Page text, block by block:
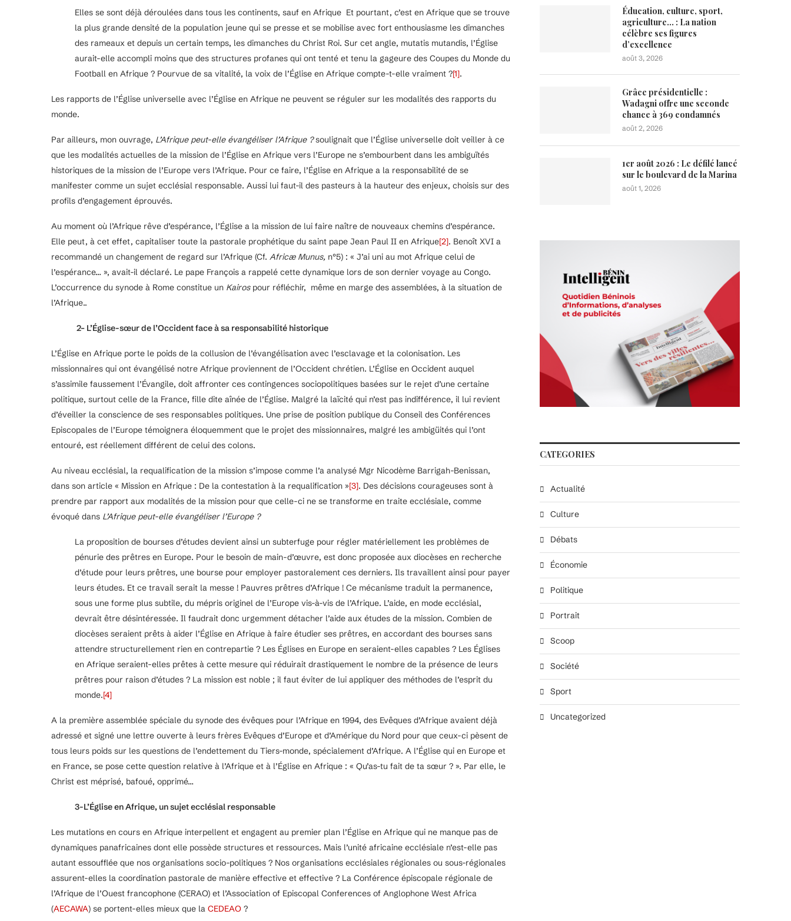
Elles se sont déjà déroulées dans tous les continents, sauf en Afrique Et pourtant, c’est en Afrique que se trouve
la plus grande densité de la population jeune qui se presse et se mobilise avec fort enthousiasme les dimanches
des rameaux et depuis un certain temps, les dimanches du Christ Roi. Sur cet angle, mutatis mutandis, l’Église
aurait-elle accompli moins que des structures profanes qui ont tenté et tenu la gageure des Coupes du Monde du
Football en Afrique ? Pourvue de sa vitalité, la voix de l’Église en Afrique compte-t-elle vraiment ?[1].
Les rapports de l’Église universelle avec l’Église en Afrique ne peuvent se réguler sur les modalités des rapports du
monde.
Par ailleurs, mon ouvrage, L’Afrique peut-elle évangéliser l’Afrique ?soulignait que l’Église universelle doit veiller à ce
que les modalités actuelles de la mission de l’Église en Afrique vers l’Europe ne s’embourbent dans les ambiguïtés
historiques de la mission de l’Europe vers l’Afrique. Pour ce faire, l’Église en Afrique a la responsabilité de se
manifester comme un sujet ecclésial responsable. Aussi lui faut-il des pasteurs à la hauteur des enjeux, choisis sur des
profils d’engagement éprouvés.
Au moment où l’Afrique rêve d’espérance, l’Église a la mission de lui faire naître de nouveaux chemins d’espérance.
Elle peut, à cet effet, capitaliser toute la pastorale prophétique du saint pape Jean Paul II en Afrique[2]. Benoît XVI a
recommandé un changement de regard sur l’Afrique (Cf. Africæ Munus, n°5) : « J’ai uni au mot Afrique celui de
l’espérance… », avait-il déclaré. Le pape François a rappelé cette dynamique lors de son dernier voyage au Congo.
L’occurrence du synode à Rome constitue un Kairospour réfléchir, même en marge des assemblées, à la situation de
l’Afrique..
2– L’Église-sœur de l’Occident face à sa responsabilité historique
L’Église en Afrique porte le poids de la collusion de l’évangélisation avec l’esclavage et la colonisation. Les
missionnaires qui ont évangélisé notre Afrique proviennent de l’Occident chrétien. L’Église en Occident auquel
s’assimile faussement l’Évangile, doit affronter ces contingences sociopolitiques basées sur le rejet d’une certaine
politique, surtout celle de la France, fille dite aînée de l’Église. Malgré la laïcité qui n’est pas indifférence, il lui revient
d’éveiller la conscience de ses responsables politiques. Une prise de position publique du Conseil des Conférences
Episcopales de l’Europe témoignera éloquemment que le projet des missionnaires, malgré les ambigüités qui l’ont
entouré, est réellement différent de celui des colons.
Au niveau ecclésial, la requalification de la mission s’impose comme l’a analysé Mgr Nicodème Barrigah-Benissan,
dans son article « Mission en Afrique : De la contestation à la requalification »[3]. Des décisions courageuses sont à
prendre par rapport aux modalités de la mission pour que celle-ci ne se transforme en traite ecclésiale, comme
évoqué dans L’Afrique peut-elle évangéliser l’Europe ?
La proposition de bourses d’études devient ainsi un subterfuge pour régler matériellement les problèmes de
pénurie des prêtres en Europe. Pour le besoin de main-d’œuvre, est donc proposée aux diocèses en recherche
d’étude pour leurs prêtres, une bourse pour employer pastoralement ces derniers. Ils travaillent ainsi pour payer
leurs études. Et ce travail serait la messe ! Pauvres prêtres d’Afrique ! Ce mécanisme traduit la permanence,
sous une forme plus subtile, du mépris originel de l’Europe vis-à-vis de l’Afrique. L’aide, en mode ecclésial,
devrait être désintéressée. Il faudrait donc urgemment détacher l’aide aux études de la mission. Combien de
diocèses seraient prêts à aider l’Église en Afrique à faire étudier ses prêtres, en accordant des bourses sans
attendre structurellement rien en contrepartie ? Les Églises en Europe en seraient-elles capables ? Les Églises
en Afrique seraient-elles prêtes à cette mesure qui réduirait drastiquement le nombre de la présence de leurs
prêtres pour raison d’études ? La mission est noble ; il faut éviter de lui appliquer des méthodes de l’esprit du
monde.[4]
A la première assemblée spéciale du synode des évêques pour l’Afrique en 1994, des Evêques d’Afrique avaient déjà
adressé et signé une lettre ouverte à leurs frères Evêques d’Europe et d’Amérique du Nord pour que ceux-ci pèsent de
tous leurs poids sur les questions de l’endettement du Tiers-monde, spécialement d’Afrique. A l’Église qui en Europe et
en France, se pose cette question relative à l’Afrique et à l’Église en Afrique : « Qu’as-tu fait de ta sœur ? ». Par elle, le
Christ est méprisé, bafoué, opprimé…
3-L’Église en Afrique, un sujet ecclésial responsable
Les mutations en cours en Afrique interpellent et engagent au premier plan l’Église en Afrique qui ne manque pas de
dynamiques panafricaines dont elle possède structures et ressources. Mais l’unité africaine ecclésiale n’est-elle pas
autant essoufflée que nos organisations socio-politiques ? Nos organisations ecclésiales régionales ou sous-régionales
assurent-elles la coordination pastorale de manière effective et effective ? La Conférence épiscopale régionale de
l’Afrique de l’Ouest francophone (CERAO) et l’Association of Episcopal Conferences of Anglophone West Africa
(AECAWA) se portent-elles mieux que la CEDEAO ?
Éducation, culture, sport,
agriculture… : La nation
célèbre ses figures
d’excellence
août 3, 2026
Grâce présidentielle :
Wadagni offre une seconde
chance à 369 condamnés
août 2, 2026
1er août 2026 : Le défilé lancé
sur le boulevard de la Marina
août 1, 2026
CATEGORIES
Actualité
Culture
Débats
Économie
Politique
Portrait
Scoop
Société
Sport
Uncategorized